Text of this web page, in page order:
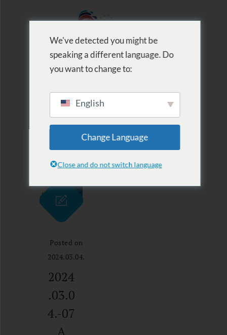
Archive for Tag:
karbantartás
Posted on
2024.03.04.
2024
.03.0
4.-07
A
We've detected you might be
speaking a different language. Do
you want to change to:
English
Change Language
Close and do not switch language